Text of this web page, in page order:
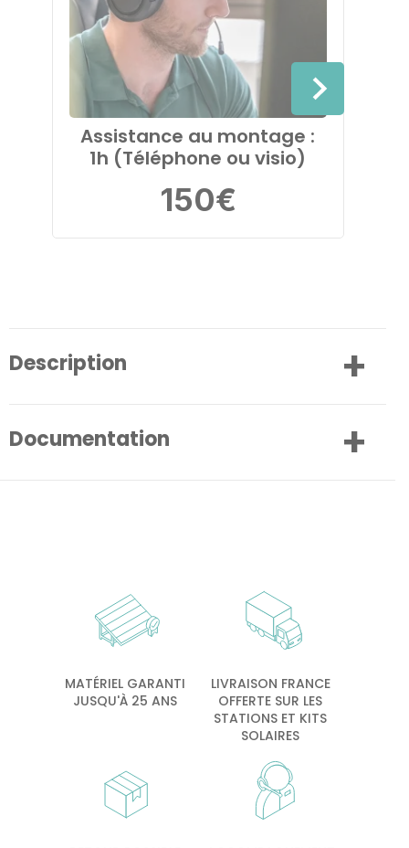
Assistance au montage :
1h (Téléphone ou visio)
150€
Description
Documentation
MATÉRIEL GARANTI
JUSQU'À 25 ANS
LIVRAISON FRANCE
OFFERTE SUR LES
STATIONS ET KITS
SOLAIRES